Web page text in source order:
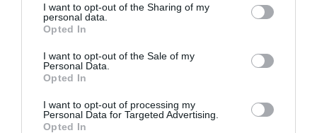
I want to opt-out of the Sharing of my
personal data.
Opted In
I want to opt-out of the Sale of my
Personal Data.
Opted In
I want to opt-out of processing my
Personal Data for Targeted Advertising.
Opted In
un’accoglienza dignitosache le aiuti a
riprendere il proprio percorso di vita.